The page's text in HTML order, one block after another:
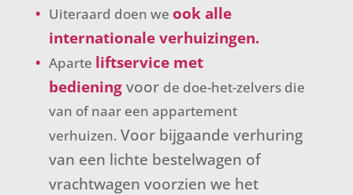
Uiteraard doen we ook alle
internationale verhuizingen.
Aparte liftservice met
bediening voor de doe-het-zelvers die
van of naar een appartement
verhuizen. Voor bijgaande verhuring
van een lichte bestelwagen of
vrachtwagen voorzien we het